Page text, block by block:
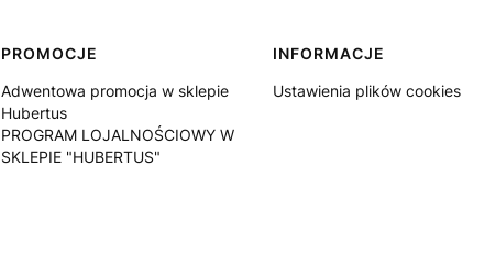
PROMOCJE
Adwentowa promocja w sklepie
Hubertus
PROGRAM LOJALNOŚCIOWY W
SKLEPIE "HUBERTUS"
INFORMACJE
Ustawienia plików cookies